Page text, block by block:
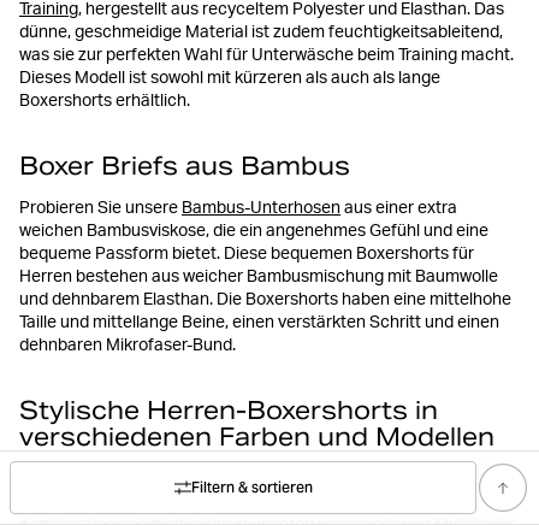
Filtern & sortieren
Training, hergestellt aus recyceltem Polyester und Elasthan. Das
dünne, geschmeidige Material ist zudem feuchtigkeitsableitend,
was sie zur perfekten Wahl für Unterwäsche beim Training macht.
Dieses Modell ist sowohl mit kürzeren als auch als lange
Boxershorts erhältlich.
Boxer Briefs aus Bambus
Probieren Sie unsere Bambus-Unterhosen aus einer extra
weichen Bambusviskose, die ein angenehmes Gefühl und eine
bequeme Passform bietet. Diese bequemen Boxershorts für
Herren bestehen aus weicher Bambusmischung mit Baumwolle
und dehnbarem Elasthan. Die Boxershorts haben eine mittelhohe
Taille und mittellange Beine, einen verstärkten Schritt und einen
dehnbaren Mikrofaser-Bund.
Stylische Herren-Boxershorts in
verschiedenen Farben und Modellen
Selbstverständlich führen wir sowohl einfarbige Boxers als auch